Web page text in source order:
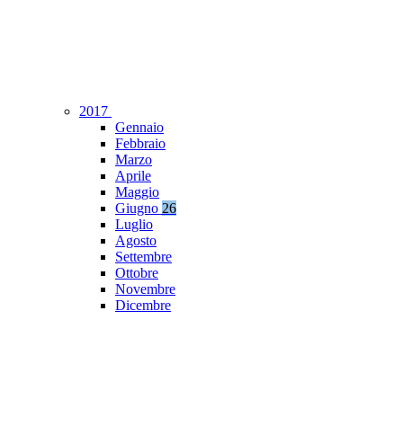
2017
Gennaio
Febbraio
Marzo
Aprile
Maggio
Giugno 26
Luglio
Agosto
Settembre
Ottobre
Novembre
Dicembre